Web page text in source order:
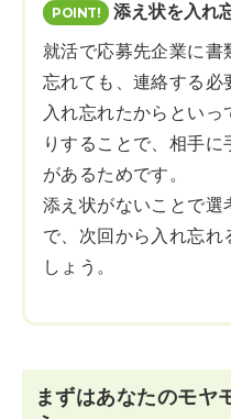
添え状を入れ
就活で応募先企業に書
忘れても、連絡する必
入れ忘れたからといっ
りすることで、相手
があるためです。
添え状がないことで選
で、次回から入れ忘れ
しょう。
まずはあなたのモヤ